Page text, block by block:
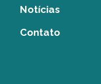
Notícias
Contato